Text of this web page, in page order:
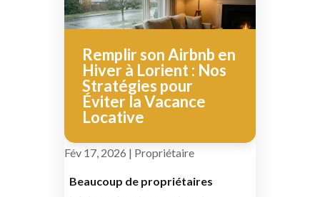
Remplir son Airbnb en
Hiver à Lorient : Nos
Stratégies pour
Éviter la Vacance
Locative
Fév 17, 2026 | Propriétaire
Beaucoup de propriétaires